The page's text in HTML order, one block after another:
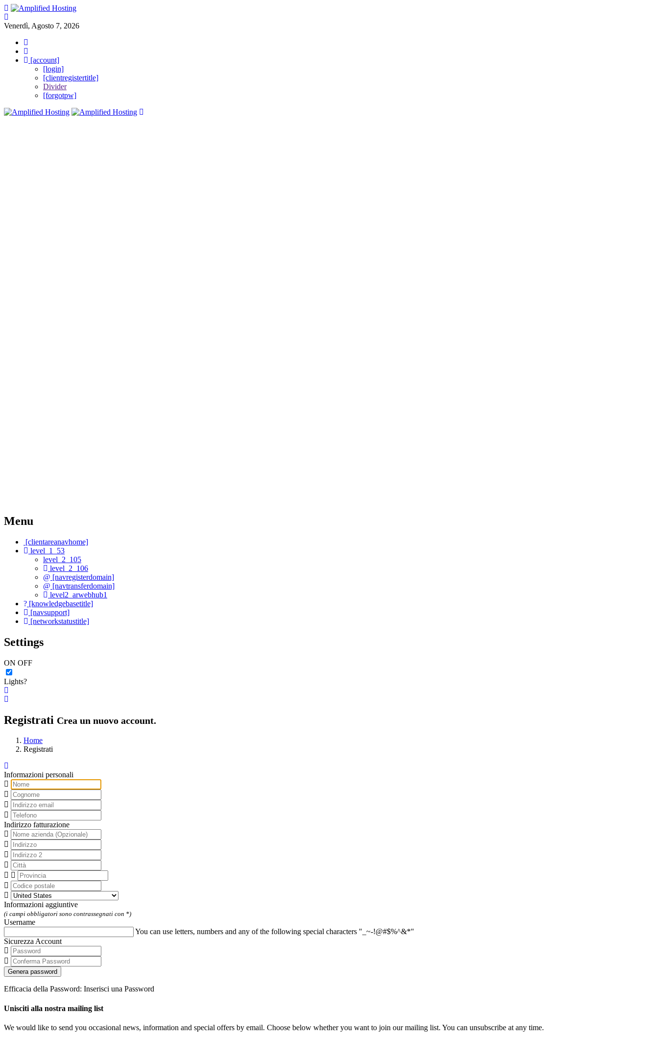
Mobile Menu
Venerdì, Agosto 7, 2026
[account]
[login]
[clientregistertitle]
Divider
[forgotpw]
Menu
[clientareanavhome]
level_1_53
level_2_105
level_2_106
[navregisterdomain]
[navtransferdomain]
level2_arwebhub1
[knowledgebasetitle]
[navsupport]
[networkstatustitle]
Settings
ON OFF
Lights?
Registrati Crea un nuovo account.
Home
Registrati
Informazioni personali
Indirizzo fatturazione
Informazioni aggiuntive
(i campi obbligatori sono contrassegnati con *)
Username
You can use letters, numbers and any of the following special characters "_~-!@#$%^&*"
Sicurezza Account
Genera password
Efficacia della Password: Inserisci una Password
Unisciti alla nostra mailing list
We would like to send you occasional news, information and special offers by email. Choose below whether you want to join our mailing list. You can unsubscribe at any time.